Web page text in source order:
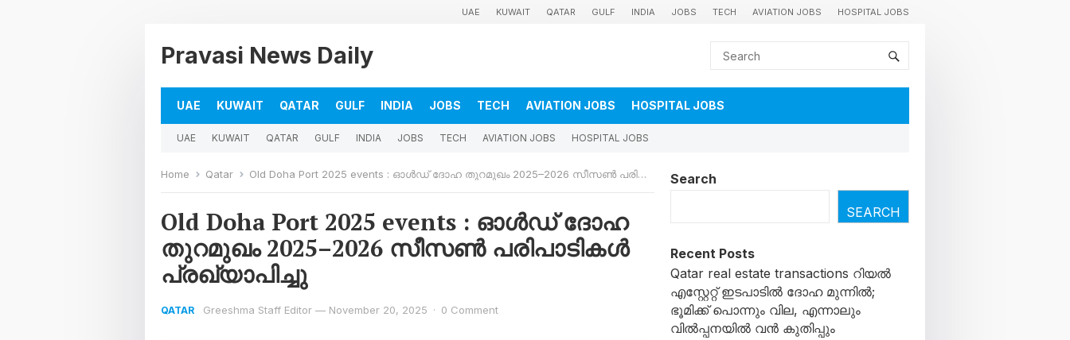
UAE KUWAIT QATAR GULF INDIA JOBS TECH AVIATION JOBS HOSPITAL JOBS
Pravasi News Daily
UAE KUWAIT QATAR GULF INDIA JOBS TECH AVIATION JOBS HOSPITAL JOBS
UAE KUWAIT QATAR GULF INDIA JOBS TECH AVIATION JOBS HOSPITAL JOBS
Home Qatar Old Doha Port 2025 events : ഓൾഡ് ദോഹ തുറമുഖം 2025–2026 സീസൺ പരിപാടികൾ പ്രഖ്യാപിച്ചു
Old Doha Port 2025 events : ഓൾഡ് ദോഹ
തുറമുഖം 2025–2026 സീസൺ പരിപാടികൾ
പ്രഖ്യാപിച്ചു
QATAR Greeshma Staff Editor — November 20, 2025 · 0 Comment
Search
SEARCH
Recent Posts
Qatar real estate transactions റിയൽ
എസ്റ്റേറ്റ് ഇടപാടിൽ ദോഹ മുന്നിൽ;
ഭൂമിക്ക് പൊന്നും വില, എന്നാലും
വിൽപ്പനയിൽ വൻ കുതിപ്പും